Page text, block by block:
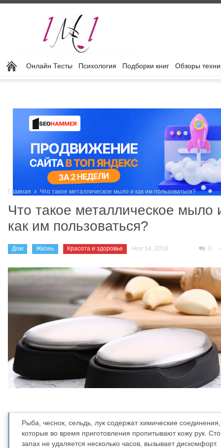
Онлайн Тесты Психология Подборки книг Обзоры
Главная Что такое металлическое мыло и как им пользоваться?
Что такое металлическое мыло
как им пользоваться?
Дом Жизнь Красота и здоровье Ноя 14, 2018 0
Рыба, чеснок, сельдь, лук содержат химические соединения,
которые во время приготовления пропитывают кожу рук.
запах не удаляется несколько часов, вызывает дискомфорт.